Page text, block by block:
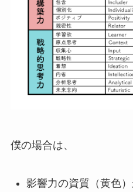
僕の場合は、
影響力の資質（黄色